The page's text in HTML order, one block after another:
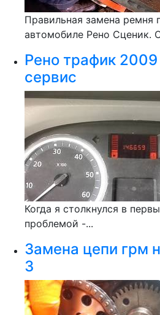
Правильная замена ремня
автомобиле Рено Сценик.
Рено трафик 2009
сервис
Когда я столкнулся в
проблемой -...
Замена цепи грм
3